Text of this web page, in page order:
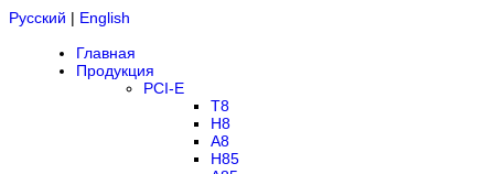
Русский | English
Главная
Продукция
PCI-E
T8
H8
A8
H85